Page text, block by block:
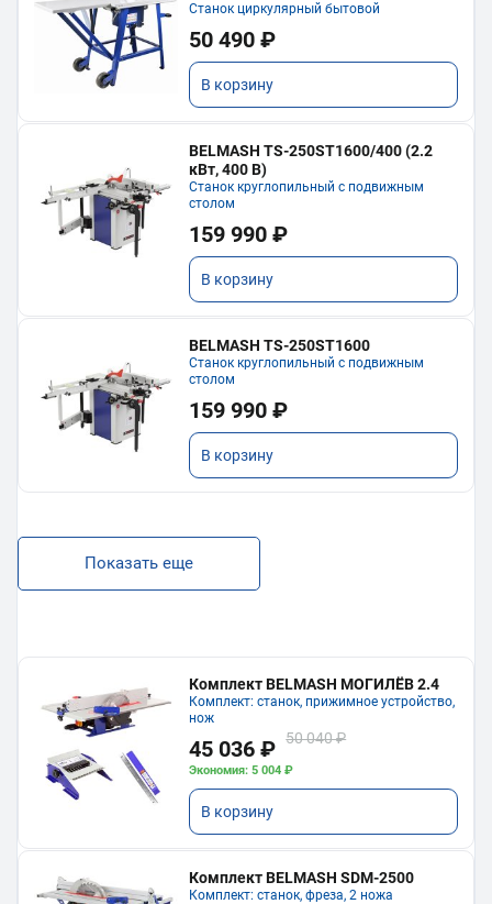
Станок циркулярный бытовой
50 490 ₽
В корзину
BELMASH TS-250ST1600/400 (2.2
кВт, 400 В)
Станок круглопильный с подвижным
столом
159 990 ₽
В корзину
BELMASH TS-250ST1600
Станок круглопильный с подвижным
столом
159 990 ₽
В корзину
Показать еще
Комплект BELMASH МОГИЛЁВ 2.4
Комплект: станок, прижимное устройство,
нож
45 036 ₽ 50 040 ₽
Экономия: 5 004 ₽
В корзину
Комплект BELMASH SDM-2500
Комплект: станок, фреза, 2 ножа